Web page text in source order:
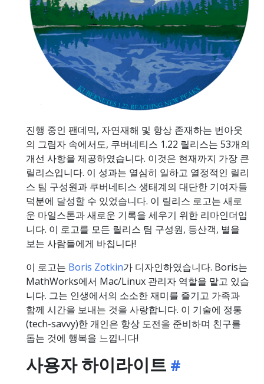
진행 중인 팬데믹, 자연재해 및 항상 존재하는 번아웃
의 그림자 속에서도, 쿠버네티스 1.22 릴리스는 53개의
개선 사항을 제공하였습니다. 이것은 현재까지 가장 큰
릴리스입니다. 이 성과는 열심히 일하고 열정적인 릴리
스 팀 구성원과 쿠버네티스 생태계의 대단한 기여자들
덕분에 달성할 수 있었습니다. 이 릴리스 로고는 새로
운 마일스톤과 새로운 기록을 세우기 위한 리마인더입
니다. 이 로고를 모든 릴리스 팀 구성원, 등산객, 별을
보는 사람들에게 바칩니다!
이 로고는 Boris Zotkin가 디자인하였습니다. Boris는
MathWorks에서 Mac/Linux 관리자 역할을 맡고 있습
니다. 그는 인생에서의 소소한 재미를 즐기고 가족과
함께 시간을 보내는 것을 사랑합니다. 이 기술에 정통
(tech-savvy)한 개인은 항상 도전을 준비하며 친구를
돕는 것에 행복을 느낍니다!
사용자 하이라이트